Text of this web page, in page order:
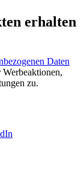
erhalten
Daten
zu.